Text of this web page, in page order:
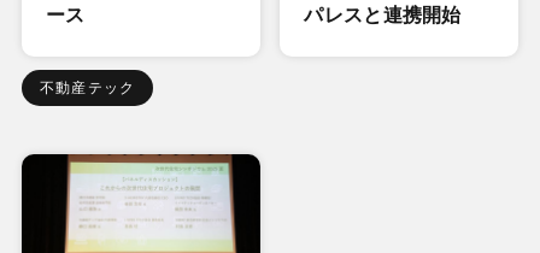
ース
不動産テック
パレスと連携開始